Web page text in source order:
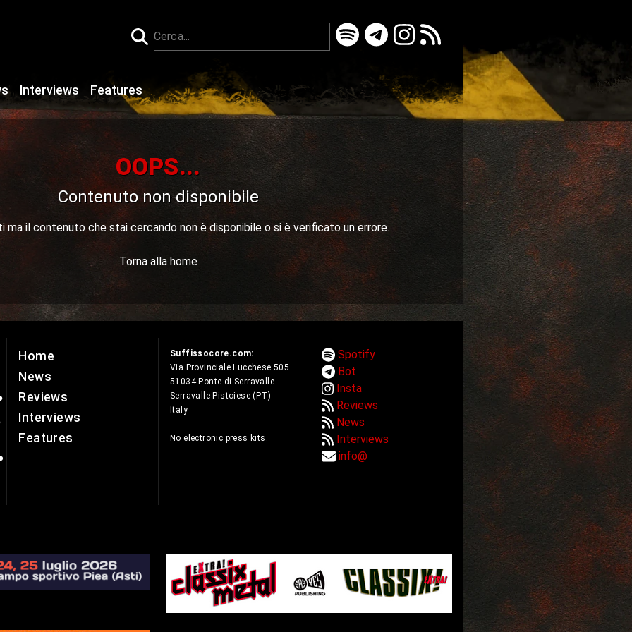
Interviews Features
OOPS...
Contenuto non disponibile
ma il contenuto che stai cercando non è disponibile o si è verificato un errore.
Torna alla home
Home
News
Reviews
Interviews
Features
Suffissocore.com:
Via Provinciale Lucchese 505
51034 Ponte di Serravalle
Serravalle Pistoiese (PT)
Italy
No electronic press kits.
Spotify
Bot
Insta
Reviews
News
Interviews
info@